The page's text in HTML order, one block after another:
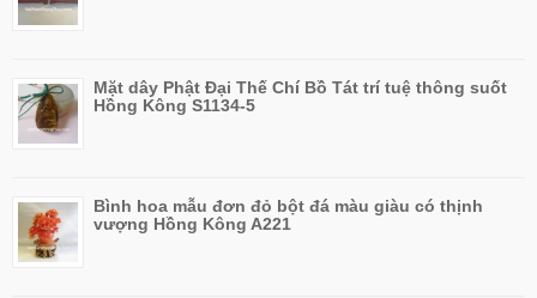
Mặt dây Phật Đại Thế Chí Bồ Tát trí tuệ thông suốt
Hồng Kông S1134-5
Bình hoa mẫu đơn đỏ bột đá màu giàu có thịnh
vượng Hồng Kông A221